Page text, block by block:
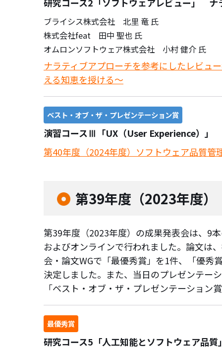
研究コース2「ソフトウェアレビュー」 ナ
ブライシス株式会社 北里 竜 氏
株式会社feat 田中 聖也 氏
オムロンソフトウェア株式会社 小村 健介 氏
ナラティブアプローチを参考にしたレビュ
える知恵を授ける～
ベスト・オブ・ザ・プレゼンテーション賞
演習コースⅢ「UX（User Experience）」
第40年度（2024年度）ソフトウェア品質管
第39年度（2023年度）
第39年度（2023年度）の成果発表会は、9
およびオンラインで行われました。論文は
会・論文WGで「最優秀賞」を1件、「優秀
決定しました。また、当日のプレゼンテー
「ベスト・オブ・ザ・プレゼンテーション
最優秀賞
研究コース5「人工知能とソフトウェア品